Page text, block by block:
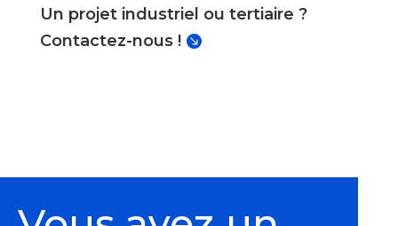
Un projet industriel ou tertiaire ?
Contactez-nous !